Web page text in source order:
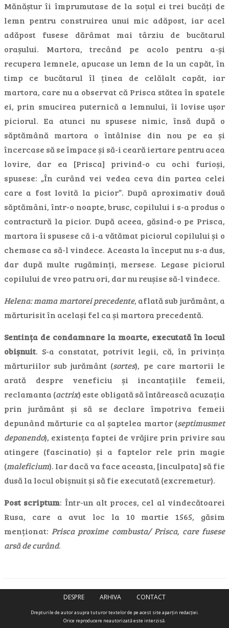
Mănăștur îi împrumutase de la soțul ei trei bucăți de
lemn pentru construirea unui mic adăpost, iar acel
adăpost fusese dărâmat mai târziu de bucătarul
orașului. Martora, trecând pe acolo pentru a-și
recupera lemnele, apucase un lemn de la un capăt, în
timp ce bucătarul îl ținea de celălalt capăt, iar
martora, care nu a observat că Prisca stătea în spatele
ei, prin smucirea puternică a lemnului, îi lovise ușor
piciorul. Ea atunci nu spusese nimic, însă după o
săptămână martora o întâlnise din nou pe ea și
încercase să se împace și să-i ceară iertare pentru acea
lovire, dar ea [Prisca] privind-o cu ochi furioși,
spusese: „În curând vei vedea ceva din partea celei
care a fost lovită la picior”. După aproximativ două
săptămâni, într-o noapte, brusc, copilului i s-a produs o
contractură la picior. După aceea, găsind-o pe Prisca,
martora îi spusese că i-a vătămat piciorul copilului și o
chemase ca să-l vindece. Aceasta la început nu s-a dus,
dar după multe rugăminți, mersese. Legase piciorul
copilului de vreo patru ori, dar nu reușise să-l vindece.
Helena: mama martorei precedente, aflată sub jurământ, a
mărturisit în același fel ca și martora precedentă.
Sentința de condamnare la moarte, executată în locul
obișnuit. S-a constatat, potrivit legii, că, în privința
mărturiilor sub jurământ (sortes), pe care martorii le
arată despre veneficiu și incantațiile femeii,
reclamanta (actrix) este obligată să întărească acuzația
prin jurământ și să se declare împotriva femeii
depunând mărturie ca al șaptelea martor (septimusmet
deponendo), existența faptei de vrăjire prin privire sau
atingere (fascinatio) și a faptelor rele prin magie
(maleficium). Iar dacă va face aceasta, [inculpata] să fie
dusă la locul obișnuit și să fie executată (excremetur).
Post scriptum: Într-un alt proces, cel al vindecătoarei
Rusa, care a avut loc la 10 martie 1565, găsim
menționat: Prisca proxime combusta/ Prisca, care fusese
arsă de curând.
DESPRE ARHIVA CONTACT
Drepturile de autor asupra tuturor textelor de pe acest site aparţin redacţiei.
Orice reproducere neautorizată este interzisă.